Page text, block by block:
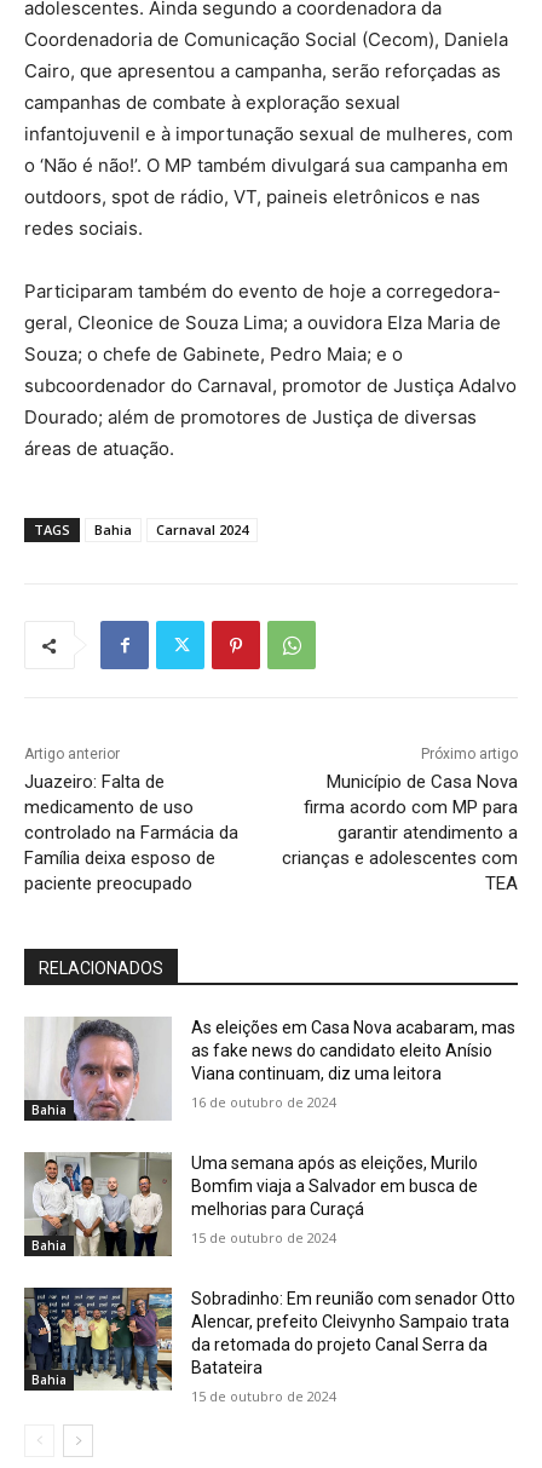
adolescentes. Ainda segundo a coordenadora da
Coordenadoria de Comunicação Social (Cecom), Daniela
Cairo, que apresentou a campanha, serão reforçadas as
campanhas de combate à exploração sexual
infantojuvenil e à importunação sexual de mulheres, com
o ‘Não é não!’. O MP também divulgará sua campanha em
outdoors, spot de rádio, VT, paineis eletrônicos e nas
redes sociais.
Participaram também do evento de hoje a corregedora-
geral, Cleonice de Souza Lima; a ouvidora Elza Maria de
Souza; o chefe de Gabinete, Pedro Maia; e o
subcoordenador do Carnaval, promotor de Justiça Adalvo
Dourado; além de promotores de Justiça de diversas
áreas de atuação.
TAGS Bahia Carnaval 2024
Artigo anterior
Juazeiro: Falta de
medicamento de uso
controlado na Farmácia da
Família deixa esposo de
paciente preocupado
Próximo artigo
Município de Casa Nova
firma acordo com MP para
garantir atendimento a
crianças e adolescentes com
TEA
RELACIONADOS
Bahia
As eleições em Casa Nova acabaram, mas
as fake news do candidato eleito Anísio
Viana continuam, diz uma leitora
16 de outubro de 2024
Bahia
Uma semana após as eleições, Murilo
Bomfim viaja a Salvador em busca de
melhorias para Curaçá
15 de outubro de 2024
Bahia
Sobradinho: Em reunião com senador Otto
Alencar, prefeito Cleivynho Sampaio trata
da retomada do projeto Canal Serra da
Batateira
15 de outubro de 2024